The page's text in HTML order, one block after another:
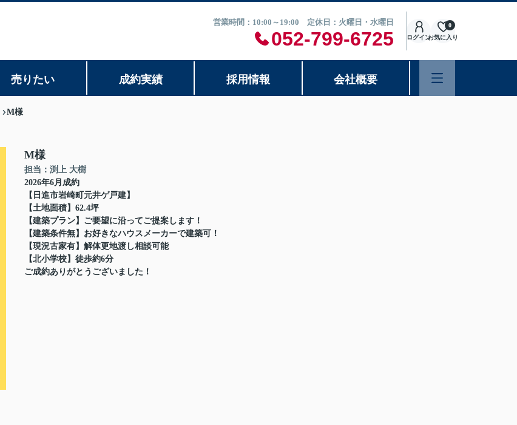
営業時間：10:00～19:00 定休日：火曜日・水曜日
052-799-6725 ログインお気に入り
0
売りたい 成約実績 採用情報 会社概要
M様
M様
担当：渕上 大樹
2026年6月成約
【日進市岩崎町元井ゲ戸建】
【土地面積】62.4坪
【建築プラン】ご要望に沿ってご提案します！
【建築条件無】お好きなハウスメーカーで建築可！
【現況古家有】解体更地渡し相談可能
【北小学校】徒歩約6分
ご成約ありがとうございました！